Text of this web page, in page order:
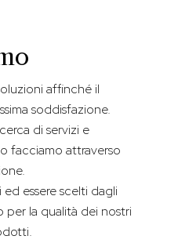
affinché il
soddisfazione.
di servizi e
facciamo attraverso
essere scelti dagli
la qualità dei nostri